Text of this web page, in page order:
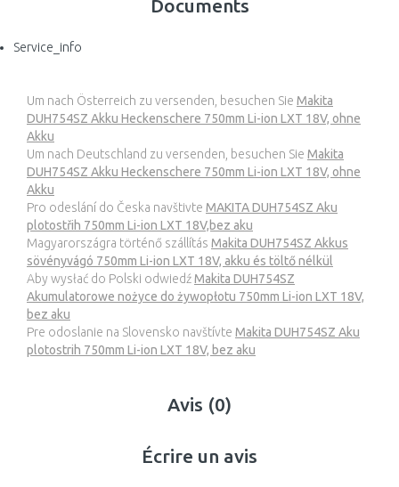
Documents
Service_info
Um nach Österreich zu versenden, besuchen Sie Makita
DUH754SZ Akku Heckenschere 750mm Li-ion LXT 18V, ohne
Akku
Um nach Deutschland zu versenden, besuchen Sie Makita
DUH754SZ Akku Heckenschere 750mm Li-ion LXT 18V, ohne
Akku
Pro odeslání do Česka navštivte MAKITA DUH754SZ Aku
plotostřih 750mm Li-ion LXT 18V,bez aku
Magyarországra történő szállítás Makita DUH754SZ Akkus
sövényvágó 750mm Li-ion LXT 18V, akku és töltő nélkül
Aby wysłać do Polski odwiedźMakita DUH754SZ
Akumulatorowe nożyce do żywopłotu 750mm Li-ion LXT 18V,
bez aku
Pre odoslanie na Slovensko navštívte Makita DUH754SZ Aku
plotostrih 750mm Li-ion LXT 18V, bez aku
Avis (0)
Écrire un avis